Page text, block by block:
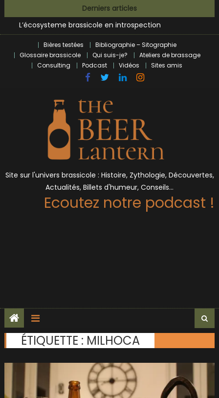
to
content
Derniers articles
L’écosysteme brassicole en introspection
Zoumaï : pionnier de la révolution craft à Marseille
BrewDog racheté par Tilray pour une bouchée de pain ?
Bières et célébrités
Bières testées
Bibliographie – Sitographie
Glossaire brassicole
Qui suis-je?
Ateliers de brassage
Consulting
Podcast Vidéos Sites amis
Site sur l'univers brassicole : Histoire, Zythologie, Découvertes,
Actualités, Billets d'humeur, Conseils…
Ecoutez notre podcast !
ÉTIQUETTE : MILHOCA